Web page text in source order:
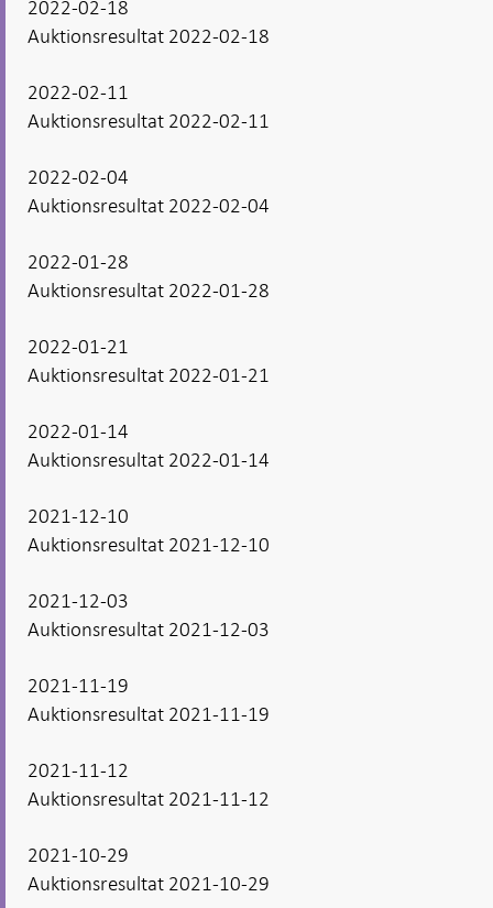
2022-02-18
Auktionsresultat 2022-02-18
2022-02-11
Auktionsresultat 2022-02-11
2022-02-04
Auktionsresultat 2022-02-04
2022-01-28
Auktionsresultat 2022-01-28
2022-01-21
Auktionsresultat 2022-01-21
2022-01-14
Auktionsresultat 2022-01-14
2021-12-10
Auktionsresultat 2021-12-10
2021-12-03
Auktionsresultat 2021-12-03
2021-11-19
Auktionsresultat 2021-11-19
2021-11-12
Auktionsresultat 2021-11-12
2021-10-29
Auktionsresultat 2021-10-29